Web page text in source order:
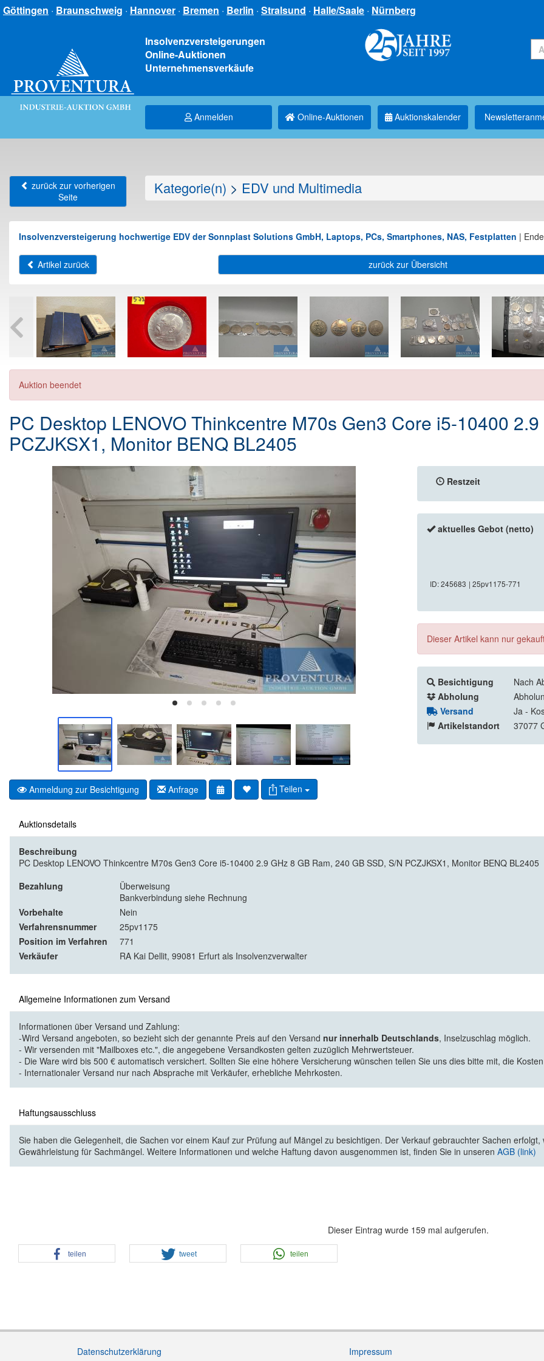
Göttingen · Braunschweig · Hannover · Bremen · Berlin · Stralsund · Halle/Saale · Nürnberg
Insolvenzversteigerungen
Online-Auktionen
Unternehmensverkäufe
Anmelden Online-Auktionen Auktionskalender
zurück zur vorherigen
Seite
Kategorie(n) > EDV und Multimedia
Insolvenzversteigerung hochwertige EDV der Sonnplast Solutions GmbH, Laptops, PCs, Smartphones, NAS, Festplatten |
Artikel zurück zurück zur Übersicht
Auktion beendet
PC Desktop LENOVO Thinkcentre M70s Gen3 Core i5-10400
PCZJKSX1, Monitor BENQ BL2405
Anmeldung zur Besichtigung Anfrage Teilen
Restzeit
aktuelles Gebot (netto)
ID: 245683 | 25pv1175-771
Dieser Artikel kann nur
Besichtigung
Nach
Abholung
Versand
Ja -
Artikelstandort
37077
Auktionsdetails
Beschreibung
PC Desktop LENOVO Thinkcentre M70s Gen3 Core i5-10400 2.9 GHz 8 GB Ram, 240 GB SSD, S/N PCZJKSX1, Monitor BENQ BL2405
Bezahlung
Überweisung
Bankverbindung siehe Rechnung
Vorbehalte
Nein
Verfahrensnummer
25pv1175
Position im Verfahren
771
Verkäufer
RA Kai Dellit, 99081 Erfurt als Insolvenzverwalter
Allgemeine Informationen zum Versand
Informationen über Versand und Zahlung:
-Wird Versand angeboten, so bezieht sich der genannte Preis auf den Versand nur innerhalb Deutschlands, Inselzuschlag möglich.
- Wir versenden mit "Mailboxes etc.", die angegebene Versandkosten gelten zuzüglich Mehrwertsteuer.
- Die Ware wird bis 500 € automatisch versichert. Sollten Sie eine höhere Versicherung wünschen teilen Sie uns dies bitte mit, die
- Internationaler Versand nur nach Absprache mit Verkäufer, erhebliche Mehrkosten.
Haftungsausschluss
Sie haben die Gelegenheit, die Sachen vor einem Kauf zur Prüfung auf Mängel zu besichtigen. Der Verkauf gebrauchter Sachen
Gewährleistung für Sachmängel. Weitere Informationen und welche Haftung davon ausgenommen ist, finden Sie in unseren AGB (link)
Dieser Eintrag wurde 159 mal aufgerufen.
teilen tweet teilen
Datenschutzerklärung
Impressum